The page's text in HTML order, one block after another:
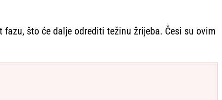
što će dalje odrediti težinu žrijeba. Česi su ovim